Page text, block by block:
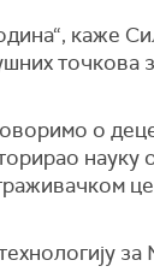
каже
точкова
о
науку